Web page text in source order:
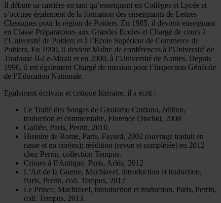
Il débute sa carrière en tant qu’enseignant en Collèges et Lycée et
s’occupe également de la formation des enseignants de Lettres
Classiques pour la région de Poitiers. En 1985, il devient enseignant
en Classe Préparatoires aux Grandes Ecoles et Chargé de cours à
l’Université de Poitiers et à l’Ecole Supérieur de Commerce de
Poitiers. En 1990, il devient Maître de conférences à l’Université de
Toulouse II-Le-Mirail et en 2000, à l’Université de Nantes. Depuis
1990, il est également Chargé de mission pour l’Inspection Générale
de l’Education Nationale.
Egalement écrivain et critique littéraire, il a écrit :
Le Traité des Songes de Girolamo Cardano, édition,
traduction et commentaire, Florence Olschki, 2008
Galilée, Paris, Perrin, 2010.
Histoire de Rome, Paris, Fayard, 2002 (ouvrage traduit en
russe et en coréen); réédition (revue et complétée) en 2012
chez Perrin, collection Tempus.
Crimes à l?Antique, Paris, Arléa, 2012
L’Art de la Guerre, Machiavel, introduction et traduction,
Paris, Perrin, coll. Tempus, 2012
Le Prince, Machiavel, introduction et traduction, Paris, Perrin,
coll. Tempus, 2013.